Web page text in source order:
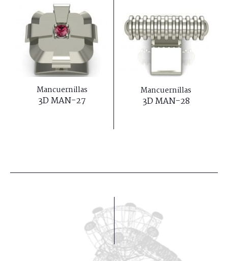
Mancuernillas
3D MAN-27
Mancuernillas
3D MAN-28